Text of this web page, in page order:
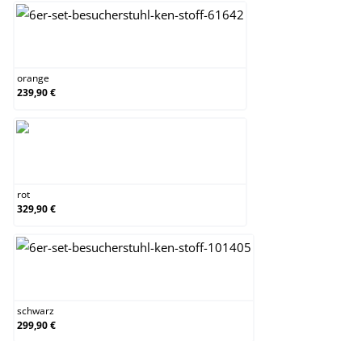
orange
239,90 €
rot
329,90 €
schwarz
299,90 €